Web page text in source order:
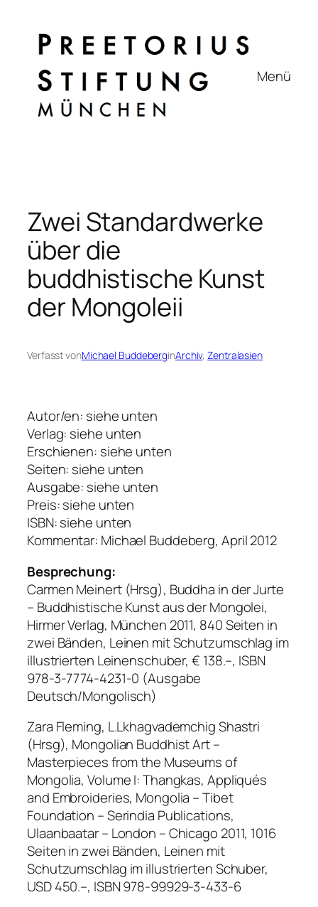
springen
Menü
Zwei Standardwerke
über die
buddhistische Kunst
der Mongoleii
Verfasst vonMichael BuddeberginArchiv, Zentralasien
Autor/en: siehe unten
Verlag: siehe unten
Erschienen: siehe unten
Seiten: siehe unten
Ausgabe: siehe unten
Preis: siehe unten
ISBN: siehe unten
Kommentar: Michael Buddeberg, April 2012
Besprechung:
Carmen Meinert (Hrsg), Buddha in der Jurte
– Buddhistische Kunst aus der Mongolei,
Hirmer Verlag, München 2011, 840 Seiten in
zwei Bänden, Leinen mit Schutzumschlag im
illustrierten Leinenschuber, € 138.–, ISBN
978-3-7774-4231-0 (Ausgabe
Deutsch/Mongolisch)
Zara Fleming, L.Lkhagvademchig Shastri
(Hrsg), Mongolian Buddhist Art –
Masterpieces from the Museums of
Mongolia, Volume I: Thangkas, Appliqués
and Embroideries, Mongolia – Tibet
Foundation – Serindia Publications,
Ulaanbaatar – London – Chicago 2011, 1016
Seiten in zwei Bänden, Leinen mit
Schutzumschlag im illustrierten Schuber,
USD 450.–, ISBN 978-99929-3-433-6